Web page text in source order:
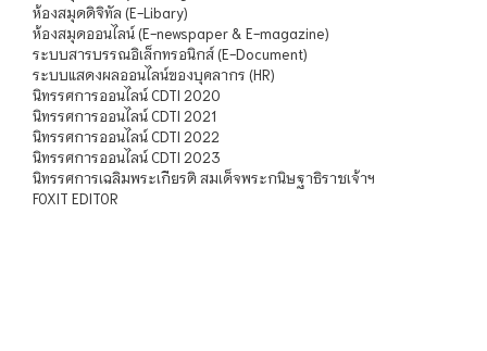
ห้องสมุดดิจิทัล (E-Libary)
ห้องสมุดออนไลน์ (E-newspaper & E-magazine)
ระบบสารบรรณอิเล็กทรอนิกส์ (E-Document)
ระบบแสดงผลออนไลน์ของบุคลากร (HR)
นิทรรศการออนไลน์ CDTI 2020
นิทรรศการออนไลน์ CDTI 2021
นิทรรศการออนไลน์ CDTI 2022
นิทรรศการออนไลน์ CDTI 2023
นิทรรศการเฉลิมพระเกียรติ สมเด็จพระกนิษฐาธิราชเจ้าฯ
FOXIT EDITOR